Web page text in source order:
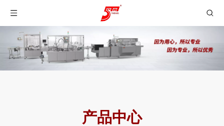
产品中心